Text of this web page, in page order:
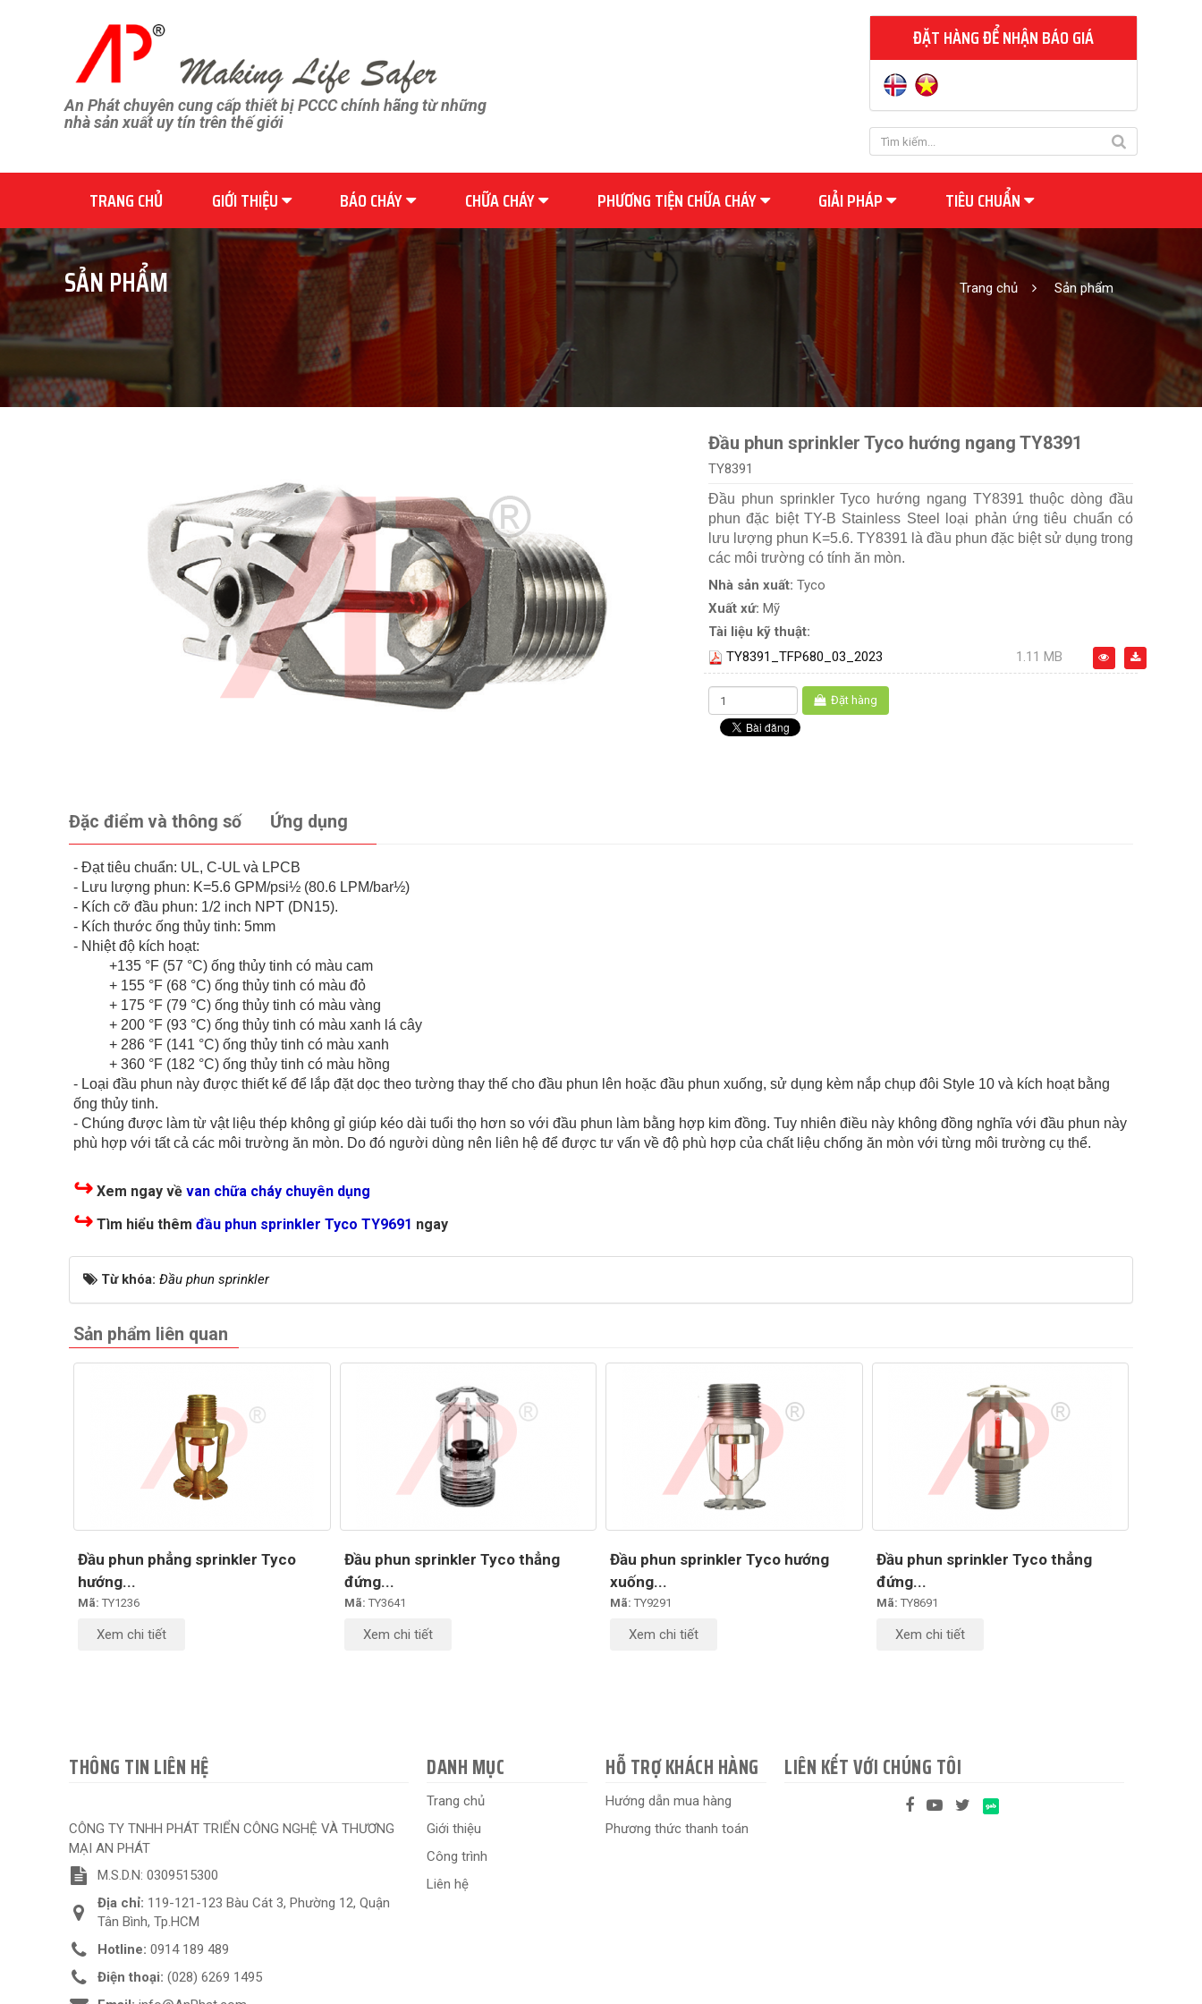
An Phát chuyên cung cấp thiết bị PCCC chính hãng từ những
nhà sản xuất uy tín trên thế giới
ĐẶT HÀNG ĐỂ NHẬN BÁO GIÁ
TRANG CHỦ GIỚI THIỆU BÁO CHÁY CHỮA CHÁY PHƯƠNG TIỆN CHỮA CHÁY GIẢI PHÁP TIÊU CHUẨN
SẢN PHẨM Trang chủ Sản phẩm
Đầu phun sprinkler Tyco hướng ngang TY8391
TY8391
Đầu phun sprinkler Tyco hướng ngang TY8391 thuộc dòng đầu
phun đặc biệt TY-B Stainless Steel loại phản ứng tiêu chuẩn có
lưu lượng phun K=5.6. TY8391 là đầu phun đặc biệt sử dụng trong
các môi trường có tính ăn mòn.
Nhà sản xuất: Tyco
Xuất xứ: Mỹ
Tài liệu kỹ thuật:
TY8391_TFP680_03_2023
1.11 MB
Đặt hàng
Đặc điểm và thông số Ứng dụng
- Đạt tiêu chuẩn: UL, C-UL và LPCB
- Lưu lượng phun: K=5.6 GPM/psi½ (80.6 LPM/bar½)
- Kích cỡ đầu phun: 1/2 inch NPT (DN15).
- Kích thước ống thủy tinh: 5mm
- Nhiệt độ kích hoạt:
+135 °F (57 °C) ống thủy tinh có màu cam
+ 155 °F (68 °C) ống thủy tinh có màu đỏ
+ 175 °F (79 °C) ống thủy tinh có màu vàng
+ 200 °F (93 °C) ống thủy tinh có màu xanh lá cây
+ 286 °F (141 °C) ống thủy tinh có màu xanh
+ 360 °F (182 °C) ống thủy tinh có màu hồng
- Loại đầu phun này được thiết kế để lắp đặt dọc theo tường thay thế cho đầu phun lên hoặc đầu phun xuống, sử dụng kèm nắp chụp đôi Style 10 và kích hoạt bằng
ống thủy tinh.
- Chúng được làm từ vật liệu thép không gỉ giúp kéo dài tuổi thọ hơn so với đầu phun làm bằng hợp kim đồng. Tuy nhiên điều này không đồng nghĩa với đầu phun này
phù hợp với tất cả các môi trường ăn mòn. Do đó người dùng nên liên hệ để được tư vấn về độ phù hợp của chất liệu chống ăn mòn với từng môi trường cụ thể.
↪ Xem ngay về van chữa cháy chuyên dụng
↪ Tìm hiểu thêm đầu phun sprinkler Tyco TY9691 ngay
Từ khóa: Đầu phun sprinkler
Sản phẩm liên quan
Đầu phun phẳng sprinkler Tyco
hướng...
Mã: TY1236
Xem chi tiết
Đầu phun sprinkler Tyco thẳng
đứng...
Mã: TY3641
Xem chi tiết
Đầu phun sprinkler Tyco hướng
xuống...
Mã: TY9291
Xem chi tiết
Đầu phun sprinkler Tyco thẳng
đứng...
Mã: TY8691
Xem chi tiết
THÔNG TIN LIÊN HỆ
CÔNG TY TNHH PHÁT TRIỂN CÔNG NGHỆ VÀ THƯƠNG
MẠI AN PHÁT
M.S.D.N: 0309515300
Địa chỉ: 119-121-123 Bàu Cát 3, Phường 12, Quận
Tân Bình, Tp.HCM
Hotline: 0914 189 489
Điện thoại: (028) 6269 1495
DANH MỤC
Trang chủ
Giới thiệu
Công trình
Liên hệ
HỖ TRỢ KHÁCH HÀNG
Hướng dẫn mua hàng
Phương thức thanh toán
LIÊN KẾT VỚI CHÚNG TÔI